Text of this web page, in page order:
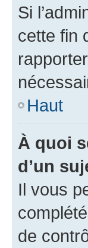
Si
cette fin
Haut
À quoi
d’un
Il vous
de